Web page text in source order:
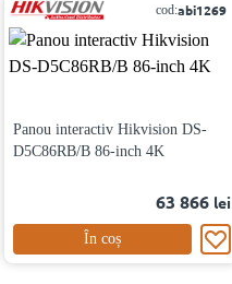
cod:abi1269
Panou interactiv Hikvision DS-
D5C86RB/B 86-inch 4K
63 866 lei
În coș